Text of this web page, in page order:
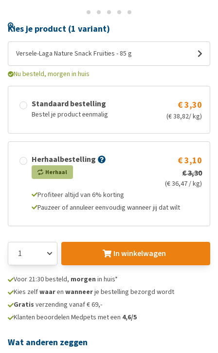
Kies je product (1 variant)
Versele-Laga Nature Snack Fruities - 85 g
Nu besteld, morgen in huis
Standaard bestelling
Bestel je product eenmalig
€ 3,30
(€ 38,82/ kg)
Herhaalbestelling
Herhaal
€ 3,10
€ 3,30
(€ 36,47 / kg)
Profiteer altijd van 6% korting
Pauzeer of annuleer eenvoudig wanneer jij dat wilt
In winkelwagen
Voor 21:30 besteld, morgen in huis*
Kies zelfwaaren wanneerje bestelling bezorgd wordt
Gratis verzending vanaf € 69,-
Klanten beoordelen Medpets met een 4,6/5
Wat anderen zeggen